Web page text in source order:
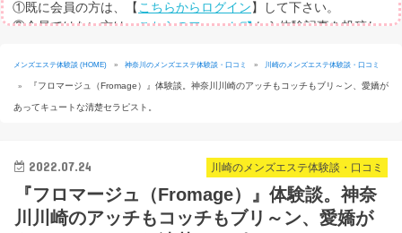
①既に会員の方は、【 こちらからログイン 】して下さい。
②会員ではない方は、こちらのフォーム
から体験記事を投稿し
※体験記事が書けない方や、すべての記事を閲覧したい方のため
メンズエステ体験談 (HOME) » 神奈川のメンズエステ体験談・口コミ » 川崎のメンズエステ体験談・口コミ
» 『フロマージュ（Fromage）』体験談。神奈川川崎のアッチもコッチもブリ～ン、愛嬌が
あってキュートな清楚セラピスト。
川崎のメンズエステ体験談・口コミ
2022.07.24
『フロマージュ（Fromage）』体験談。神奈
川川崎のアッチもコッチもブリ～ン、愛嬌が